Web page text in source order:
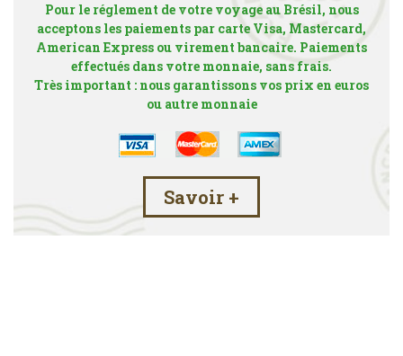
Pour le réglement de votre voyage au Brésil, nous
acceptons les paiements par carte Visa, Mastercard,
American Express ou virement bancaire. Paiements
effectués dans votre monnaie, sans frais.
Très important : nous garantissons vos prix en euros
ou autre monnaie
Savoir +